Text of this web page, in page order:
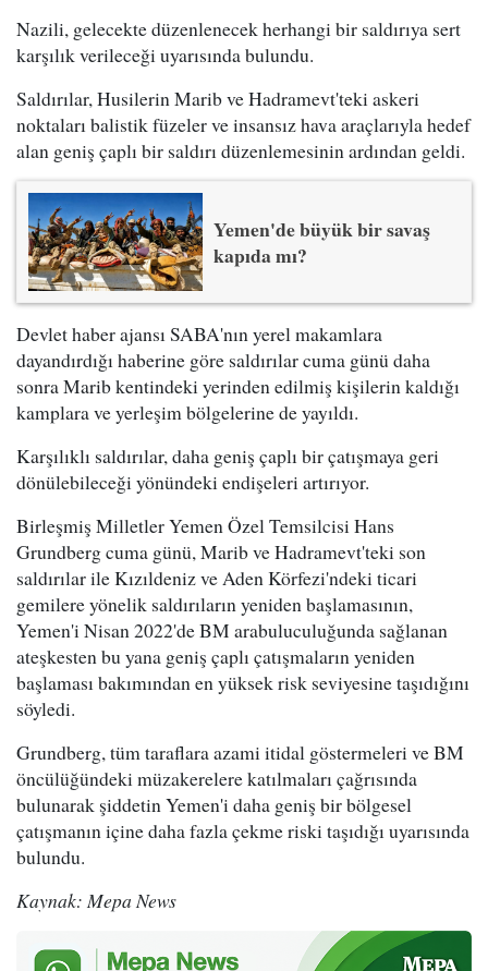
Nazili, gelecekte düzenlenecek herhangi bir saldırıya sert
karşılık verileceği uyarısında bulundu.
Saldırılar, Husilerin Marib ve Hadramevt'teki askeri
noktaları balistik füzeler ve insansız hava araçlarıyla hedef
alan geniş çaplı bir saldırı düzenlemesinin ardından geldi.
Yemen'de büyük bir savaş
kapıda mı?
Devlet haber ajansı SABA'nın yerel makamlara
dayandırdığı haberine göre saldırılar cuma günü daha
sonra Marib kentindeki yerinden edilmiş kişilerin kaldığı
kamplara ve yerleşim bölgelerine de yayıldı.
Karşılıklı saldırılar, daha geniş çaplı bir çatışmaya geri
dönülebileceği yönündeki endişeleri artırıyor.
Birleşmiş Milletler Yemen Özel Temsilcisi Hans
Grundberg cuma günü, Marib ve Hadramevt'teki son
saldırılar ile Kızıldeniz ve Aden Körfezi'ndeki ticari
gemilere yönelik saldırıların yeniden başlamasının,
Yemen'i Nisan 2022'de BM arabuluculuğunda sağlanan
ateşkesten bu yana geniş çaplı çatışmaların yeniden
başlaması bakımından en yüksek risk seviyesine taşıdığını
söyledi.
Grundberg, tüm taraflara azami itidal göstermeleri ve BM
öncülüğündeki müzakerelere katılmaları çağrısında
bulunarak şiddetin Yemen'i daha geniş bir bölgesel
çatışmanın içine daha fazla çekme riski taşıdığı uyarısında
bulundu.
Kaynak: Mepa News